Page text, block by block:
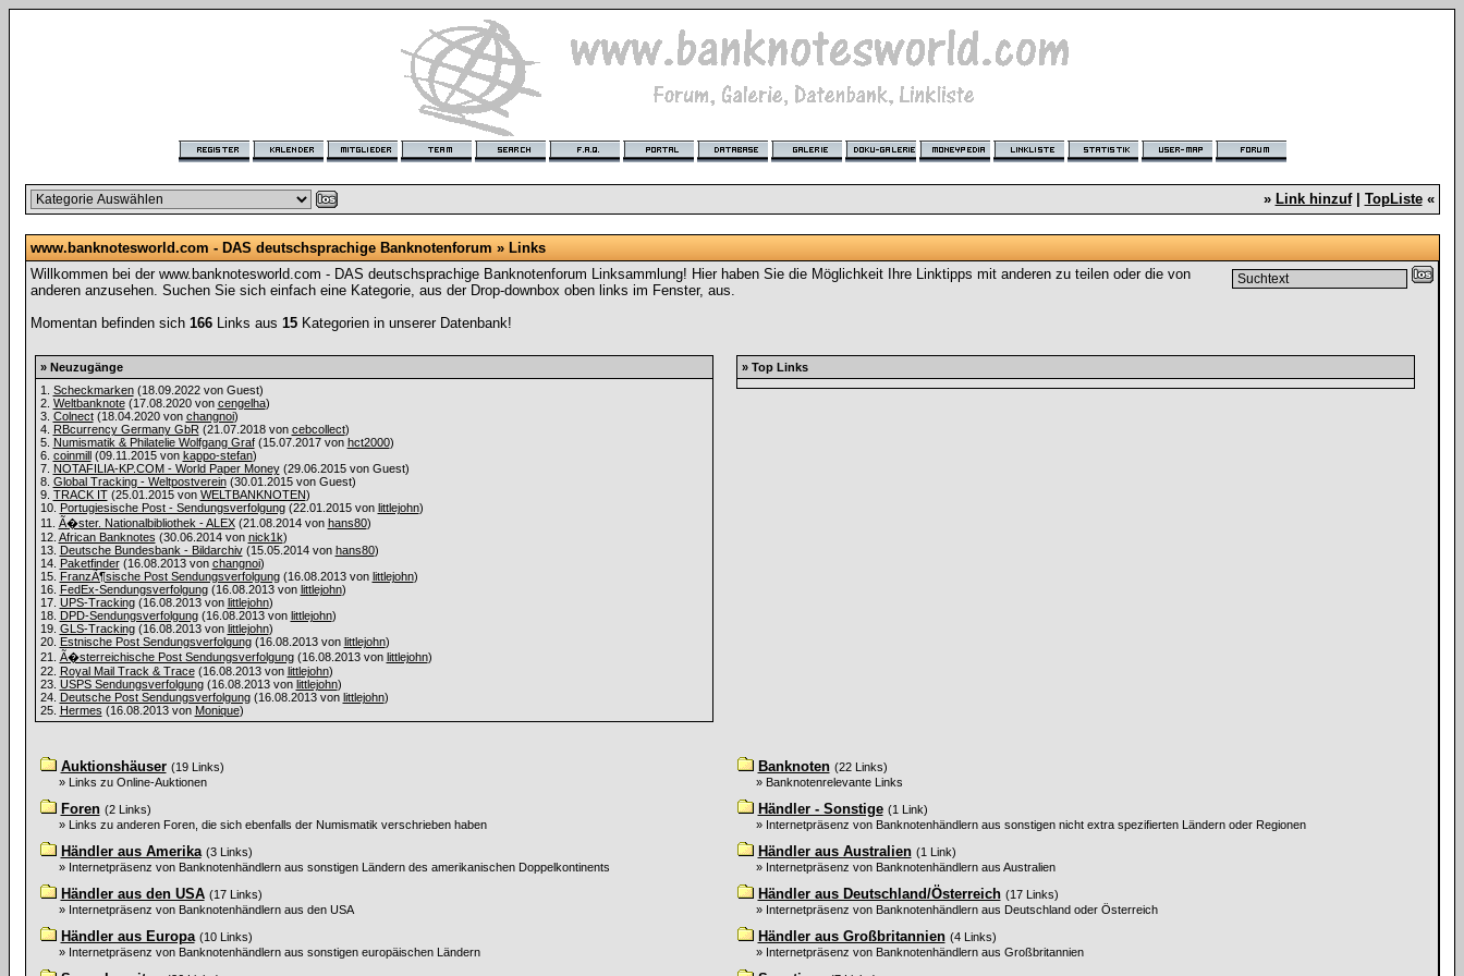
» Link hinzuf| TopListe«
www.banknotesworld.com - DAS deutschsprachige Banknotenforum » Links
Willkommen bei der www.banknotesworld.com - DAS deutschsprachige Banknotenforum Linksammlung! Hier haben Sie die Möglichkeit Ihre Linktipps mit anderen zu teilen oder die von
anderen anzusehen. Suchen Sie sich einfach eine Kategorie, aus der Drop-downbox oben links im Fenster, aus.
Momentan befinden sich 166Links aus 15Kategorien in unserer Datenbank!
» Neuzugänge
1. Scheckmarken(18.09.2022 von Guest)
2. Weltbanknote(17.08.2020 von cengelha)
3. Colnect(18.04.2020 von changnoi)
4. RBcurrency Germany GbR (21.07.2018 von cebcollect)
5. Numismatik & Philatelie Wolfgang Graf(15.07.2017 von hct2000)
6. coinmill(09.11.2015 von kappo-stefan)
7. NOTAFILIA-KP.COM - World Paper Money(29.06.2015 von Guest)
8. Global Tracking - Weltpostverein(30.01.2015 von Guest)
9. TRACK IT(25.01.2015 von WELTBANKNOTEN)
10. Portugiesische Post - Sendungsverfolgung(22.01.2015 von littlejohn)
11. Ã�ster. Nationalbibliothek - ALEX(21.08.2014 von hans80)
12. African Banknotes (30.06.2014 von nick1k)
13. Deutsche Bundesbank - Bildarchiv(15.05.2014 von hans80)
14. Paketfinder(16.08.2013 von changnoi)
15. FranzÃ¶sische Post Sendungsverfolgung(16.08.2013 von littlejohn)
16. FedEx-Sendungsverfolgung(16.08.2013 von littlejohn)
17. UPS-Tracking(16.08.2013 von littlejohn)
18. DPD-Sendungsverfolgung(16.08.2013 von littlejohn)
19. GLS-Tracking(16.08.2013 von littlejohn)
20. Estnische Post Sendungsverfolgung(16.08.2013 von littlejohn)
21. Ã�sterreichische Post Sendungsverfolgung(16.08.2013 von littlejohn)
22. Royal Mail Track & Trace(16.08.2013 von littlejohn)
23. USPS Sendungsverfolgung(16.08.2013 von littlejohn)
24. Deutsche Post Sendungsverfolgung(16.08.2013 von littlejohn)
25. Hermes (16.08.2013 von Monique)
» Top Links
Auktionshäuser (19 Links)
» Links zu Online-Auktionen
Banknoten (22 Links)
» Banknotenrelevante Links
Foren (2 Links)
» Links zu anderen Foren, die sich ebenfalls der Numismatik verschrieben haben
Händler - Sonstige (1 Link)
» Internetpräsenz von Banknotenhändlern aus sonstigen nicht extra spezifierten Ländern oder Regionen
Händler aus Amerika (3 Links)
» Internetpräsenz von Banknotenhändlern aus sonstigen Ländern des amerikanischen Doppelkontinents
Händler aus Australien (1 Link)
» Internetpräsenz von Banknotenhändlern aus Australien
Händler aus den USA (17 Links)
» Internetpräsenz von Banknotenhändlern aus den USA
Händler aus Deutschland/Österreich (17 Links)
» Internetpräsenz von Banknotenhändlern aus Deutschland oder Österreich
Händler aus Europa (10 Links)
» Internetpräsenz von Banknotenhändlern aus sonstigen europäischen Ländern
Händler aus Großbritannien (4 Links)
» Internetpräsenz von Banknotenhändlern aus Großbritannien